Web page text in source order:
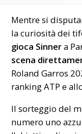
Mentre si
la curiosità dei
gioca Sinnera
scena
Roland Garros
ranking ATP e
Il sorteggio del
numero uno